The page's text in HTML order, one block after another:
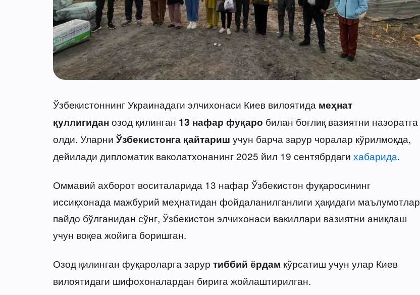
Ўзбекистоннинг Украинадаги элчихонаси Киев вилоятида меҳнат
қуллигиданозод қилинган 13 нафар фуқаро билан боғлиқ вазиятни назоратга
олди. Уларни Ўзбекистонга қайтариш учун барча зарур чоралар кўрилмоқда,
дейилади дипломатик ваколатхонанинг 2025 йил 19 сентябрдаги хабарида.
Оммавий ахборот воситаларида 13 нафар Ўзбекистон фуқаросининг
иссиқхонада мажбурий меҳнатидан фойдаланилганлиги ҳақидаги маълумотлар
пайдо бўлганидан сўнг, Ўзбекистон элчихонаси вакиллари вазиятни аниқлаш
учун воқеа жойига боришган.
Озод қилинган фуқароларга зарур тиббий ёрдам кўрсатиш учун улар Киев
вилоятидаги шифохоналардан бирига жойлаштирилган.